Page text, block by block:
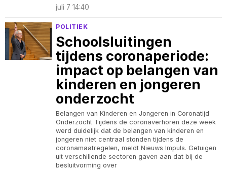
juli 7 14:40
POLITIEK
Schoolsluitingen
tijdens coronaperiode:
impact op belangen van
kinderen en jongeren
onderzocht
Belangen van Kinderen en Jongeren in Coronatijd
Onderzocht Tijdens de coronaverhoren deze week
werd duidelijk dat de belangen van kinderen en
jongeren niet centraal stonden tijdens de
coronamaatregelen, meldt Nieuws Impuls. Getuigen
uit verschillende sectoren gaven aan dat bij de
besluitvorming over